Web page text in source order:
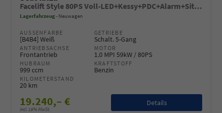
Facelift Style 80PS Voll-LED+Kessy+PDC+Alarm+Sitzheizung+Kamera+App-Connect
Lagerfahrzeug Neuwagen
AUSSENFARBE
[B4B4] Weiß
GETRIEBE
Schalt. 5-Gang
ANTRIEBSACHSE
Frontantrieb
MOTOR
1.0 MPI 59kW / 80PS
HUBRAUM
999 ccm
KRAFTSTOFF
Benzin
KILOMETERSTAND
20 km
19.240,– €
incl. 19% MwSt.
Details